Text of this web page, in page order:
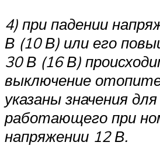
4) при падении
В (10 В) или его
30 В (16 В)
выключение
указаны значения
работающего при
напряжении 12 В.